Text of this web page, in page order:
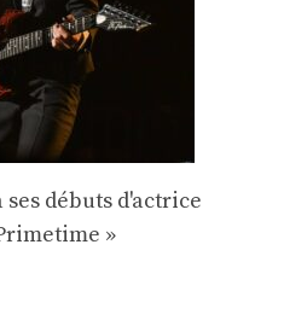
débuts d'actrice
»